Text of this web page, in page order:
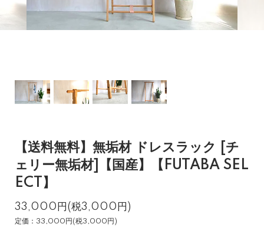
【送料無料】無垢材 ドレスラック [チ
ェリー無垢材]【国産】【FUTABA SEL
ECT】
33,000円(税3,000円)
定価：33,000円(税3,000円)